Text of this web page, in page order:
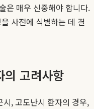
은 매우 신중해야 합니다.
사전에 식별하는 데 결
의 고려사항
, 고도난시 환자의 경우,